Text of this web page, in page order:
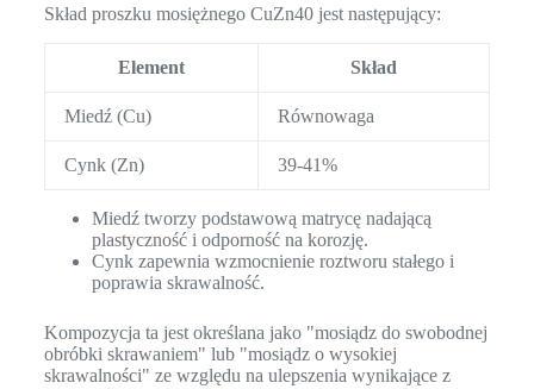
Skład proszku mosiężnego CuZn40 jest następujący:
Element Skład
Miedź (Cu) Równowaga
Cynk (Zn) 39-41%
Miedź tworzy podstawową matrycę nadającą
plastyczność i odporność na korozję.
Cynk zapewnia wzmocnienie roztworu stałego i
poprawia skrawalność.
Kompozycja ta jest określana jako "mosiądz do swobodnej
obróbki skrawaniem" lub "mosiądz o wysokiej
skrawalności" ze względu na ulepszenia wynikające z